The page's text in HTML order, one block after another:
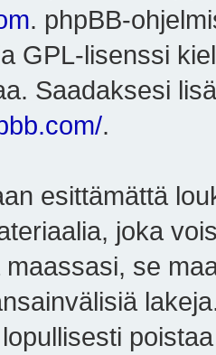
. phpBB-
GPL-lisenssi
Saadaksesi
.
esittämättä
joka
se